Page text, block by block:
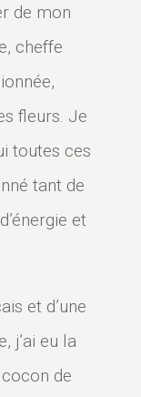
de mon
cheffe
fleurs. Je
toutes ces
tant de
et
et d’une
j’ai eu la
de